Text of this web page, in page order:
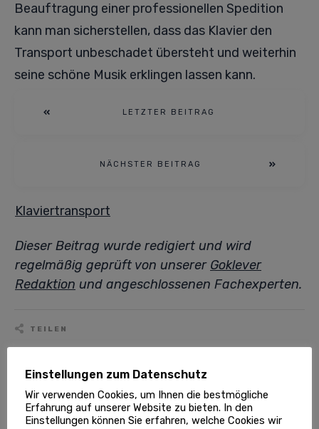
Beauftragung einer professionellen Spedition
kann man sicherstellen, dass das Klavier den
Transport unbeschadet übersteht und weiterhin
seine schöne Musik erklingen lassen kann.
LETZTER BEITRAG
NÄCHSTER BEITRAG
Klaviertransport
Dieser Beitrag wurde redigiert und wird
regelmäßig geprüft von unserer Goklever
Redaktion und angeschlossenen Fachexperten.
TEILEN
Alle Dienstleistungen / / Klaviertransport
Einstellungen zum Datenschutz
Wir verwenden Cookies, um Ihnen die bestmögliche
Erfahrung auf unserer Website zu bieten. In den
Einstellungen können Sie erfahren, welche Cookies wir